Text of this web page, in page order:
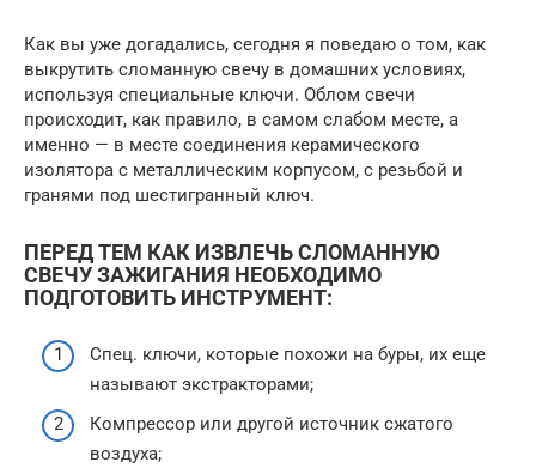
Как вы уже догадались, сегодня я поведаю о том, как
выкрутить сломанную свечу в домашних условиях,
используя специальные ключи. Облом свечи
происходит, как правило, в самом слабом месте, а
именно — в месте соединения керамического
изолятора с металлическим корпусом, с резьбой и
гранями под шестигранный ключ.
ПЕРЕД ТЕМ КАК ИЗВЛЕЧЬ СЛОМАННУЮ
СВЕЧУ ЗАЖИГАНИЯ НЕОБХОДИМО
ПОДГОТОВИТЬ ИНСТРУМЕНТ:
Спец. ключи, которые похожи на буры, их еще
называют экстракторами;
Компрессор или другой источник сжатого
воздуха;